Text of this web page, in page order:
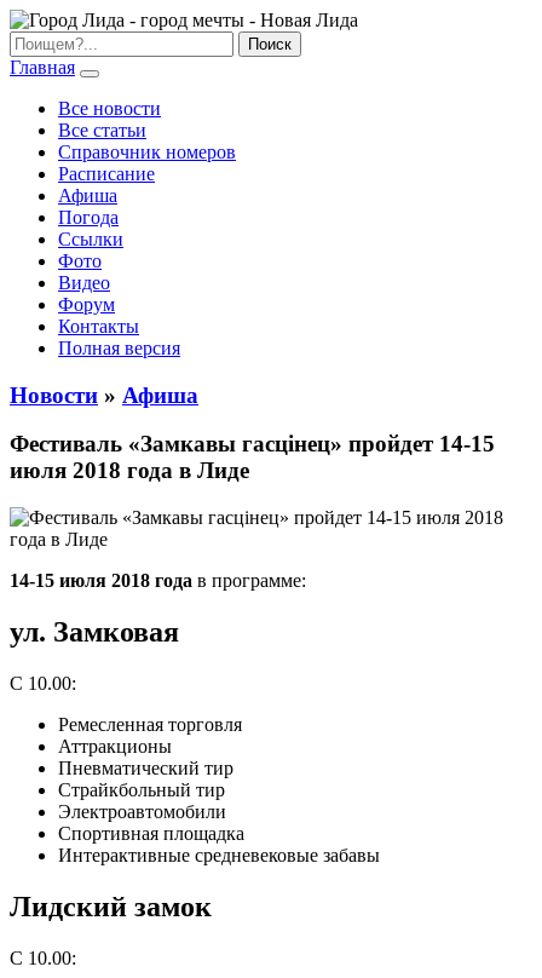
Главная
Все новости
Все статьи
Справочник номеров
Расписание
Афиша
Погода
Ссылки
Фото
Видео
Форум
Контакты
Полная версия
Новости » Афиша
Фестиваль «Замкавы гасцiнец» пройдет 14-15
июля 2018 года в Лиде
14-15 июля 2018 года в программе:
ул. Замковая
С 10.00:
Ремесленная торговля
Аттракционы
Пневматический тир
Страйкбольный тир
Электроавтомобили
Спортивная площадка
Интерактивные средневековые забавы
Лидский замок
С 10.00: